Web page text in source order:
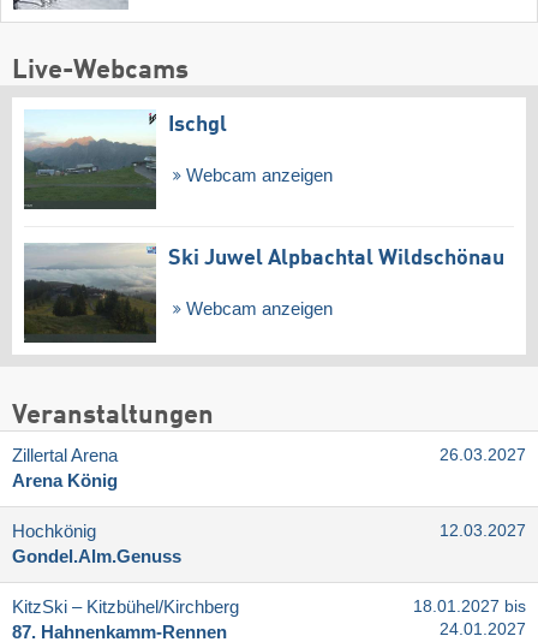
Live-Webcams
Ischgl
Webcam anzeigen
Ski Juwel Alpbachtal Wildschönau
Webcam anzeigen
Veranstaltungen
Zillertal Arena
Arena König
26.03.2027
Hochkönig
Gondel.Alm.Genuss
12.03.2027
KitzSki – Kitzbühel/​Kirchberg
87. Hahnenkamm-Rennen
18.01.2027 bis
24.01.2027